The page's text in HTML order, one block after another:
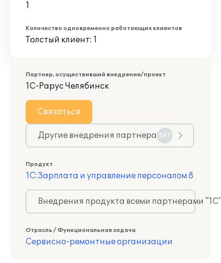
1
Количество одновременно работающих клиентов
Толстый клиент: 1
Партнер, осуществивший внедрение/проект
1С-Рарус Челябинск
Связаться
Другие внедрения партнера 567
Продукт
1С:Зарплата и управление персоналом 8
Внедрения продукта всеми партнерами
Отрасль / Функциональная задача
Сервисно-ремонтные организации